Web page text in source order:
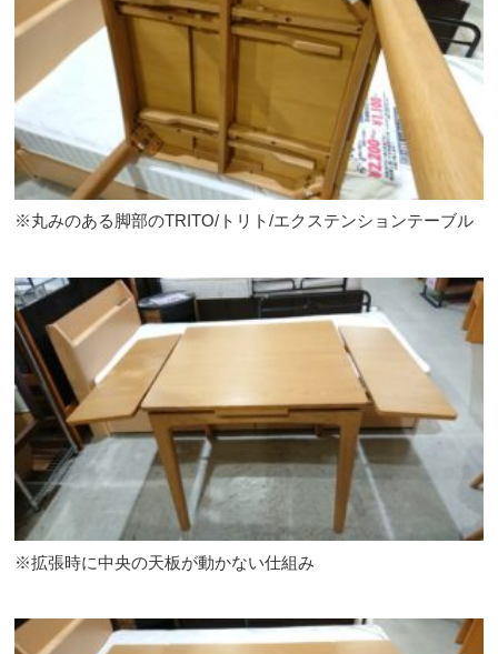
※丸みのある脚部のTRITO/トリト/エクステンションテーブル
※拡張時に中央の天板が動かない仕組み